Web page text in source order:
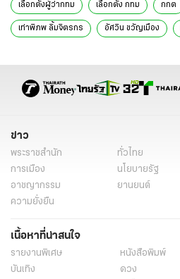
เลือกตั้งผู้ว่ากทม เลือกตั้ง กทม กกต
เท่าพิภพ ลิ้มจิตรกร อัศวิน ขวัญเมือง
ข่าว
พระราชสำนัก ทั่วไทย
การเมือง
นโยบายรัฐ
อาชญากรรม
ยานยนต์
ความยั่งยืน
เนื้อหาที่น่าสนใจ
รายงานพิเศษ หนังสือพิมพ์
บันเทิง
ดวง